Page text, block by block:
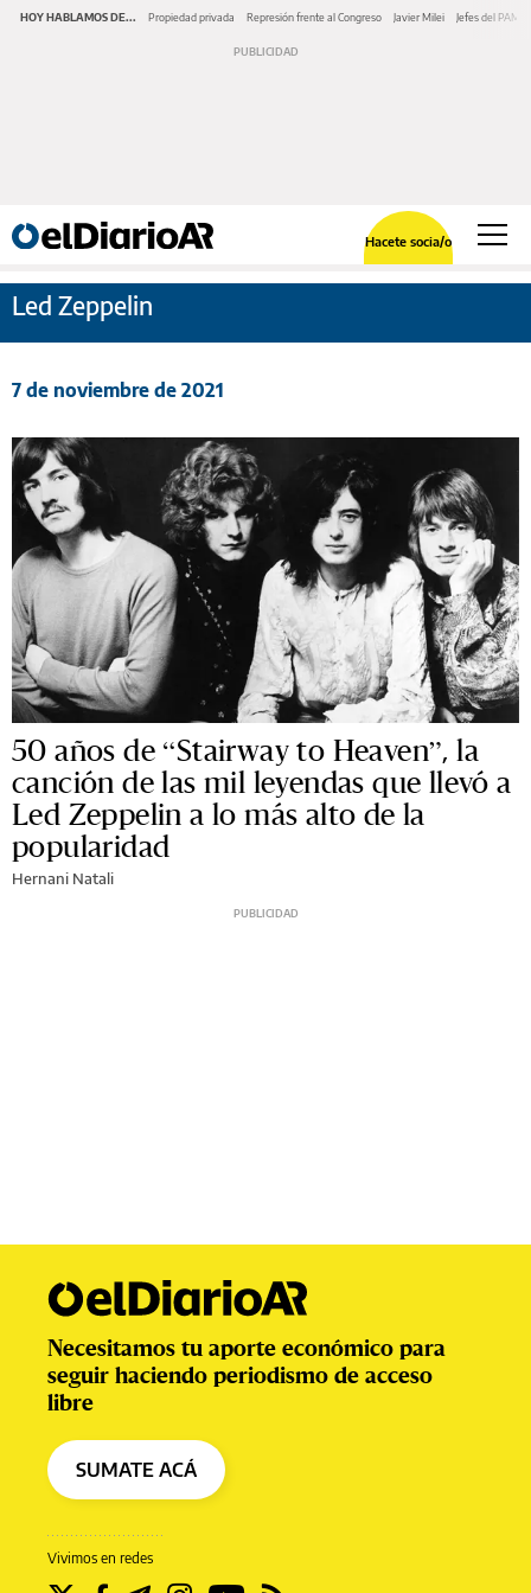
HOY HABLAMOS DE... Propiedad privada Represión frente al Congreso Javier Milei Jefes del PAMI
Hacete socia/o
Led Zeppelin
7 de noviembre de 2021
50 años de “Stairway to Heaven”, la
canción de las mil leyendas que llevó a
Led Zeppelin a lo más alto de la
popularidad
Hernani Natali
Vivimos en redes
Necesitamos tu aporte económico para
seguir haciendo periodismo de acceso
libre
SUMATE ACÁ